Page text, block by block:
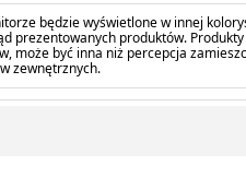
będzie wyświetlone w innej
prezentowanych produktów.
może być inna niż percepcja
zewnętrznych.